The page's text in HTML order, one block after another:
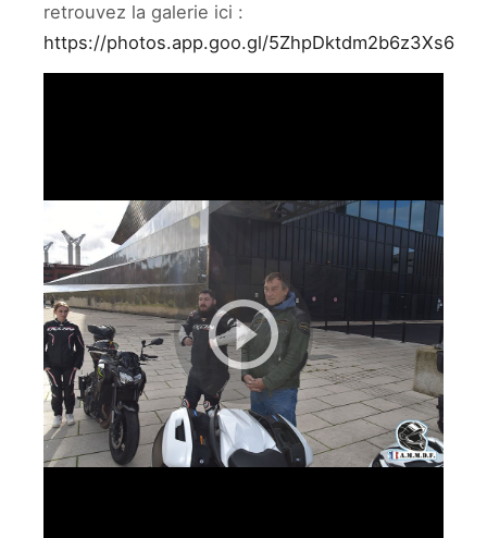
retrouvez la galerie ici :
https://photos.app.goo.gl/5ZhpDktdm2b6z3Xs6